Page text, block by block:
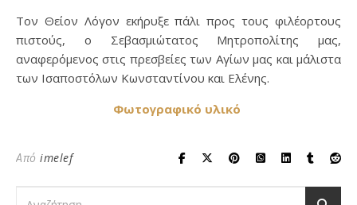
Τον Θείον Λόγον εκήρυξε πάλι προς τους φιλέορτους
πιστούς, ο Σεβασμιώτατος Μητροπολίτης μας,
αναφερόμενος στις πρεσβείες των Αγίων μας και μάλιστα
των Ισαποστόλων Κωνσταντίνου και Ελένης.
Φωτογραφικό υλικό
Από imelef